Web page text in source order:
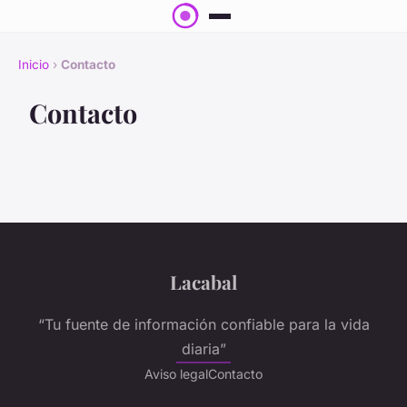
Inicio › Contacto
Contacto
Lacabal
“Tu fuente de información confiable para la vida
diaria”
Aviso legalContacto